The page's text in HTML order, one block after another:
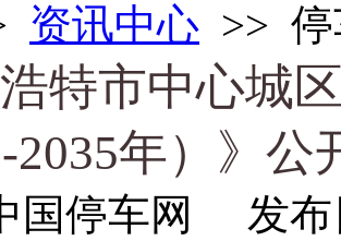
资讯中心 >>
浩特市中心城
2035年）》
国停车网
发布